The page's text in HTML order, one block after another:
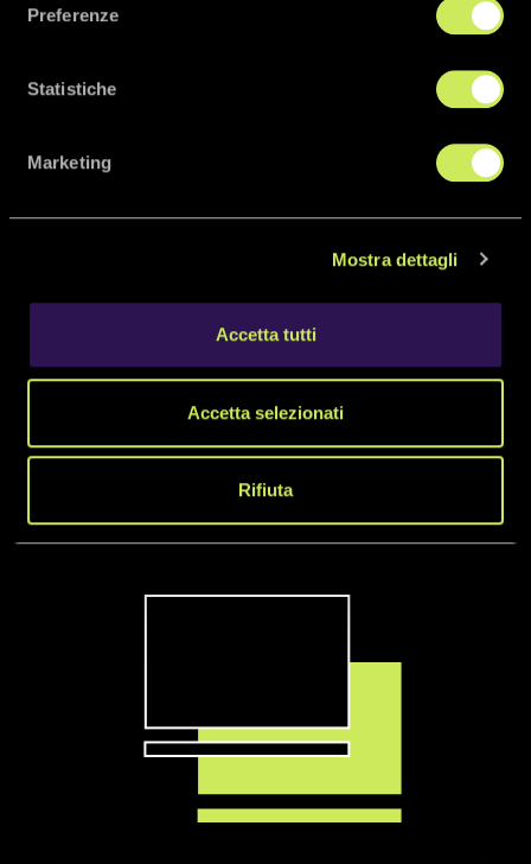
Preferenze
Statistiche
Marketing
Mostra dettagli
Accetta tutti
Accetta selezionati
Rifiuta
Costruiamo luoghi e contenuti di formazione
nostri clienti.
Soluzioni su
misura